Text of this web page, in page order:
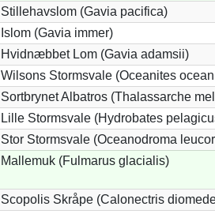
Stillehavslom (Gavia pacifica)
Islom (Gavia immer)
Hvidnæbbet Lom (Gavia adamsii)
Wilsons Stormsvale (Oceanites
Sortbrynet Albatros (Thalassarche
Lille Stormsvale (Hydrobates
Stor Stormsvale (Oceanodroma
Mallemuk (Fulmarus glacialis)
Scopolis Skråpe (Calonectris